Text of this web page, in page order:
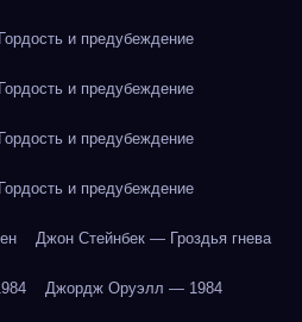
и предубеждение
и предубеждение
и предубеждение
и предубеждение
Джон Стейнбек — Гроздья гнева
Джордж Оруэлл — 1984